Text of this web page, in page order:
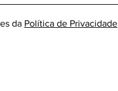
da Política de Privacidade